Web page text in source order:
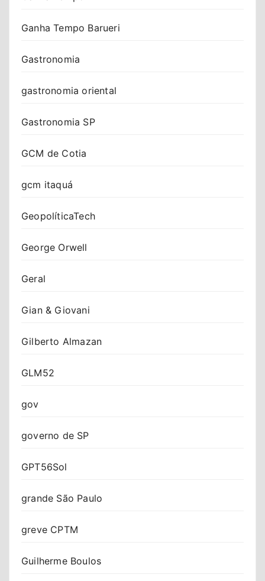
Ganha Tempo Barueri
Gastronomia
gastronomia oriental
Gastronomia SP
GCM de Cotia
gcm itaquá
GeopolíticaTech
George Orwell
Geral
Gian & Giovani
Gilberto Almazan
GLM52
gov
governo de SP
GPT56Sol
grande São Paulo
greve CPTM
Guilherme Boulos